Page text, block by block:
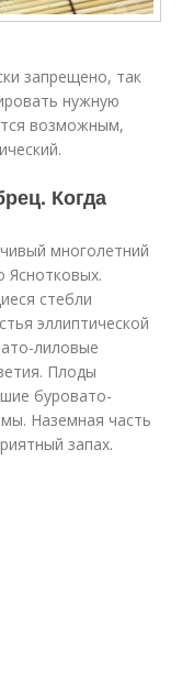
запрещено, так
нужную
возможным,
Когда
многолетний
Яснотковых.
стебли
эллиптической
лиловые
Плоды
буровато-
Наземная часть
запах.